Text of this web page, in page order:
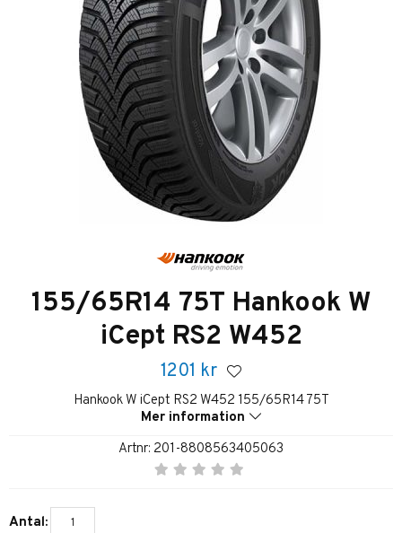
155/65R14 75T Hankook W
iCept RS2 W452
1201 kr
Hankook W iCept RS2 W452 155/65R14 75T
Mer information
Artnr: 201-8808563405063
Antal: